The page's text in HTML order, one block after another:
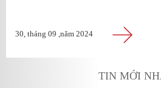
30, tháng 09 ,năm 2024
TIN MỚI